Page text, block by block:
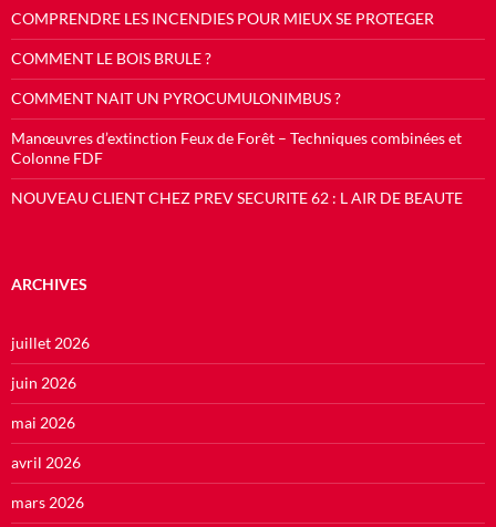
COMPRENDRE LES INCENDIES POUR MIEUX SE PROTEGER
COMMENT LE BOIS BRULE ?
COMMENT NAIT UN PYROCUMULONIMBUS ?
Manœuvres d’extinction Feux de Forêt – Techniques combinées et
Colonne FDF
NOUVEAU CLIENT CHEZ PREV SECURITE 62 : L AIR DE BEAUTE
ARCHIVES
juillet 2026
juin 2026
mai 2026
avril 2026
mars 2026